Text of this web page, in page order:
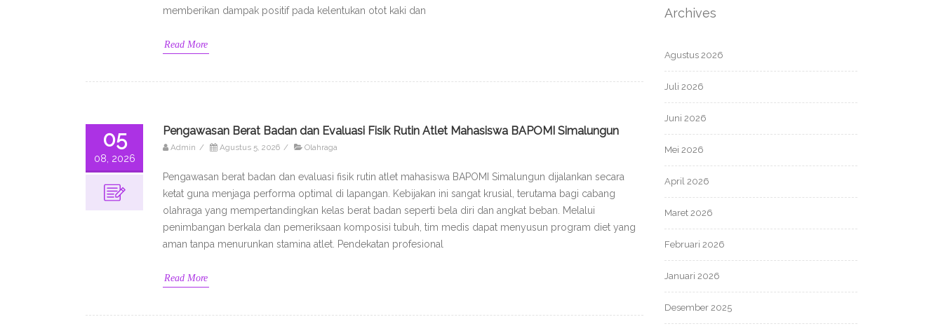
memberikan dampak positif pada kelentukan otot kaki dan
Read More
05
08, 2026
Pengawasan Berat Badan dan Evaluasi Fisik Rutin Atlet Mahasiswa BAPOMI Simalungun
Admin / Agustus 5, 2026 / Olahraga
Pengawasan berat badan dan evaluasi fisik rutin atlet mahasiswa BAPOMI Simalungun dijalankan secara
ketat guna menjaga performa optimal di lapangan. Kebijakan ini sangat krusial, terutama bagi cabang
olahraga yang mempertandingkan kelas berat badan seperti bela diri dan angkat beban. Melalui
penimbangan berkala dan pemeriksaan komposisi tubuh, tim medis dapat menyusun program diet yang
aman tanpa menurunkan stamina atlet. Pendekatan profesional
Read More
Archives
Agustus 2026
Juli 2026
Juni 2026
Mei 2026
April 2026
Maret 2026
Februari 2026
Januari 2026
Desember 2025